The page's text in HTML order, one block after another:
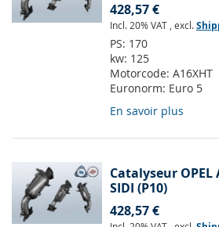
428,57 €
Incl. 20% VAT , excl.
PS: 170
kw: 125
Motorcode: A16XHT
Euronorm: Euro 5
En savoir plus
Catalyseur OPEL
SIDI (P10)
428,57 €